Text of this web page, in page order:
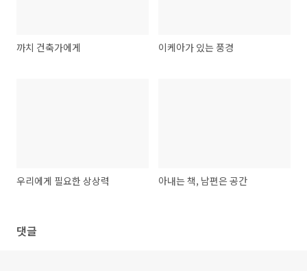
까치 건축가에게 이케아가 있는 풍경
우리에게 필요한 상상력 아내는 책, 남편은 공간
댓글